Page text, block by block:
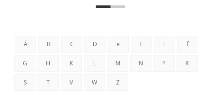
Á B C D e E F f
G H K L M N P R
S T V W Z